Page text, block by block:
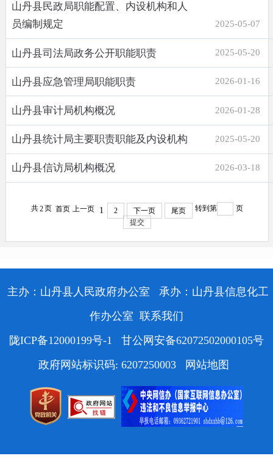
山丹县民政局职能配置、内设机构和人
员编制规定
2025-05-07
山丹县司法局政务公开职能职责 2025-05-20
山丹县应急管理局职能职责 2026-01-16
山丹县审计局机构概况 2026-01-28
山丹县统计局主要职责职能及内设机构 2025-05-20
山丹县信访局机构概况 2026-03-18
共2页 首页 上一页 1 2 下一页 尾页 转到第
页
提交